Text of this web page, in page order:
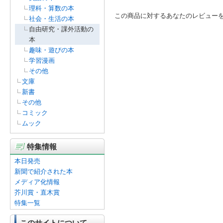
理科・算数の本
社会・生活の本
自由研究・課外活動の
本
趣味・遊びの本
学習漫画
その他
文庫
新書
その他
コミック
ムック
特集情報
本日発売
新聞で紹介された本
メディア化情報
芥川賞・直木賞
特集一覧
この商品に対するあなたのレビュー